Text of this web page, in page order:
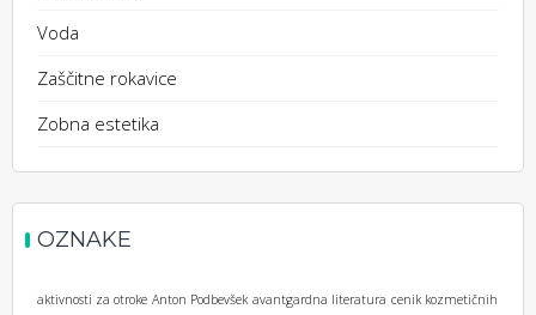
Voda
Zaščitne rokavice
Zobna estetika
OZNAKE
aktivnosti za otroke Anton Podbevšek avantgardna literatura cenik kozmetičnih